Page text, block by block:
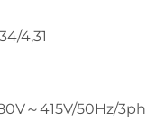
4,31
～415V/50Hz/3ph